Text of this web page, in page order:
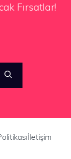
Fırsatlar!
İletişim